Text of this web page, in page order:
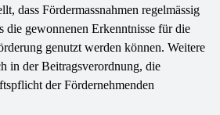
dass Fördermassnahmen regelmässig
die gewonnenen Erkenntnisse für die
genutzt werden können. Weitere
in der Beitragsverordnung, die
der Fördernehmenden